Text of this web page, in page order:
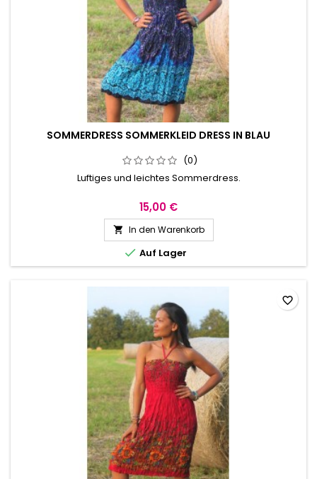
SOMMERDRESS SOMMERKLEID DRESS IN BLAU
(0)
Luftiges und leichtes Sommerdress.
15,00 €
 In den Warenkorb
 Auf Lager
favorite_border